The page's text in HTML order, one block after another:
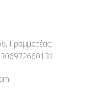
Γραμματέας: